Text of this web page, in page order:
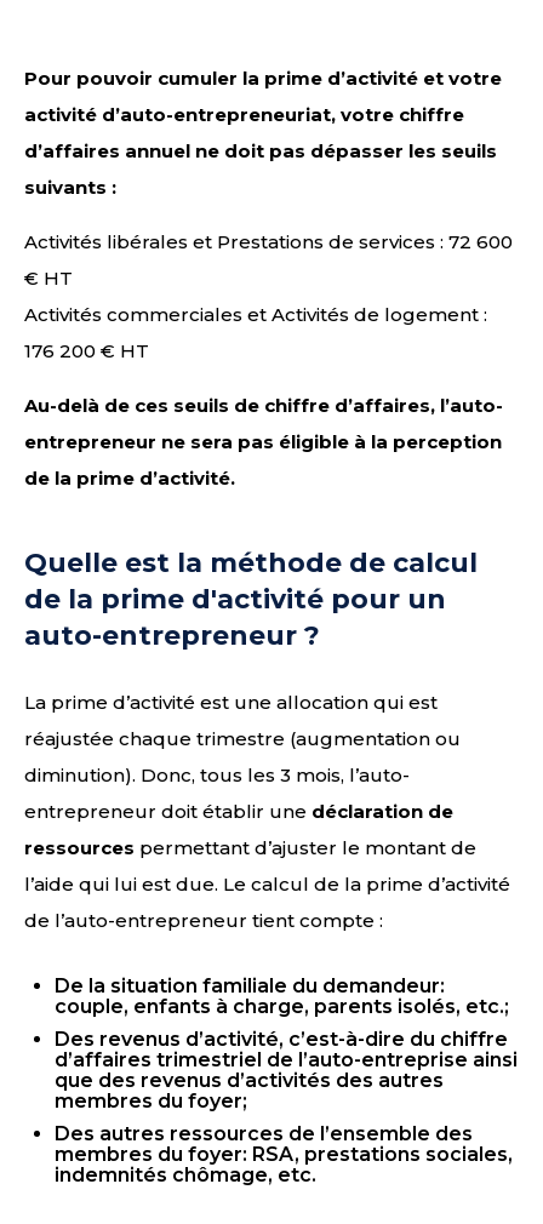
Pour pouvoir cumuler la prime d’activité et votre
activité d’auto-entrepreneuriat, votre chiffre
d’affaires annuel ne doit pas dépasser les seuils
suivants :
Activités libérales et Prestations de services : 72 600
€ HT
Activités commerciales et Activités de logement :
176 200 € HT
Au-delà de ces seuils de chiffre d’affaires, l’auto-
entrepreneur ne sera pas éligible à la perception
de la prime d’activité.
Quelle est la méthode de calcul
de la prime d'activité pour un
auto-entrepreneur ?
La prime d’activité est une allocation qui est
réajustée chaque trimestre (augmentation ou
diminution). Donc, tous les 3 mois, l’auto-
entrepreneur doit établir une déclaration de
ressources permettant d’ajuster le montant de
l’aide qui lui est due. Le calcul de la prime d’activité
de l’auto-entrepreneur tient compte :
De la situation familiale du demandeur:
couple, enfants à charge, parents isolés, etc.;
Des revenus d’activité, c’est-à-dire du chiffre
d’affaires trimestriel de l’auto-entreprise ainsi
que des revenus d’activités des autres
membres du foyer;
Des autres ressources de l’ensemble des
membres du foyer: RSA, prestations sociales,
indemnités chômage, etc.